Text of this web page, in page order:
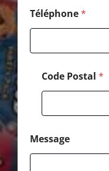
Téléphone*
Code Postal *
Message